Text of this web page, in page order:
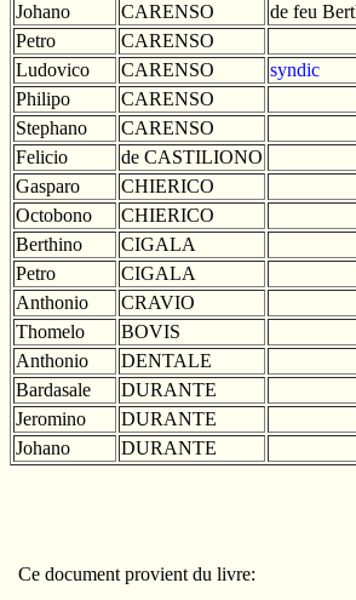
Johano
CARENSO de feu
Petro
CARENSO
Ludovico
CARENSO syndic
Philipo
CARENSO
Stephano
CARENSO
Felicio
de CASTILIONO
Gasparo
CHIERICO
Octobono
CHIERICO
Berthino
CIGALA
Petro
CIGALA
Anthonio
CRAVIO
Thomelo
BOVIS
Anthonio
DENTALE
Bardasale
DURANTE
Jeromino
DURANTE
Johano
DURANTE
Ce document provient du livre: